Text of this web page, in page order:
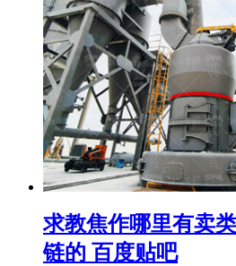
求教焦作哪里有卖
链的 百度贴吧